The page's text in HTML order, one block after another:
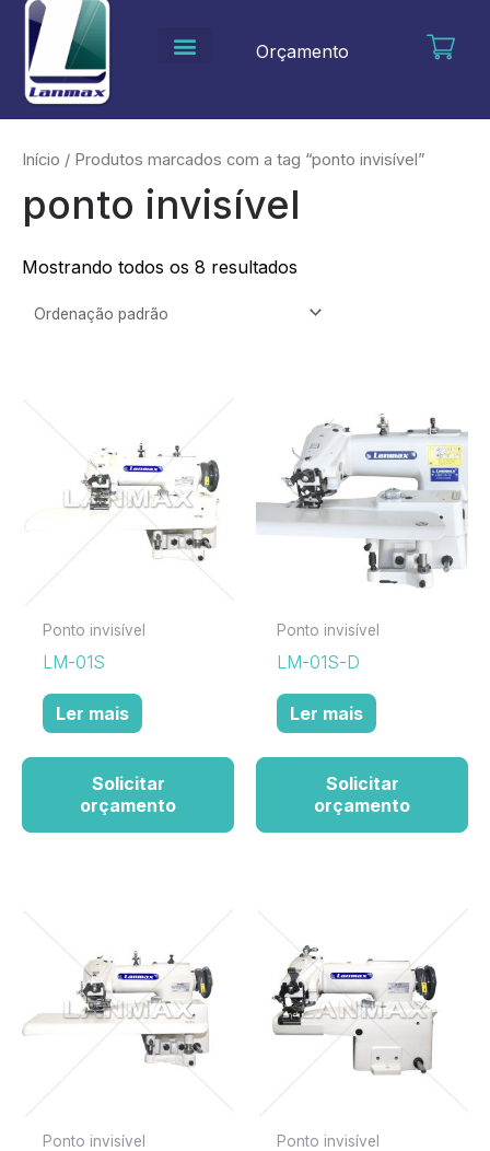
para
conteúdo
Orçamento
Início / Produtos marcados com a tag “ponto invisível”
ponto invisível
Mostrando todos os 8 resultados
Ponto invisível
LM-01S
Ler mais
Solicitar
orçamento
Ponto invisível
LM-01S-D
Ler mais
Solicitar
orçamento
Ponto invisível Ponto invisível